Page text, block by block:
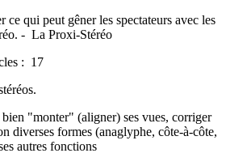
ce qui peut gêner les spectateurs avec les
- La Proxi-Stéréo
: 17
"monter" (aligner) ses vues, corriger
diverses formes (anaglyphe, côte-à-côte,
autres fonctions